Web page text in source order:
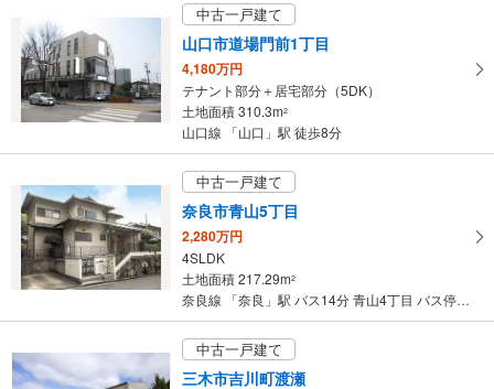
中古一戸建て
山口市道場門前1丁目
4,180万円
テナント部分＋居宅部分（5DK）
土地面積 310.3m2
山口線 「山口」駅 徒歩8分
中古一戸建て
奈良市青山5丁目
2,280万円
4SLDK
土地面積 217.29m2
奈良線 「奈良」駅 バス14分 青山4丁目 バス停下車 徒歩6分
中古一戸建て
三木市吉川町渡瀬